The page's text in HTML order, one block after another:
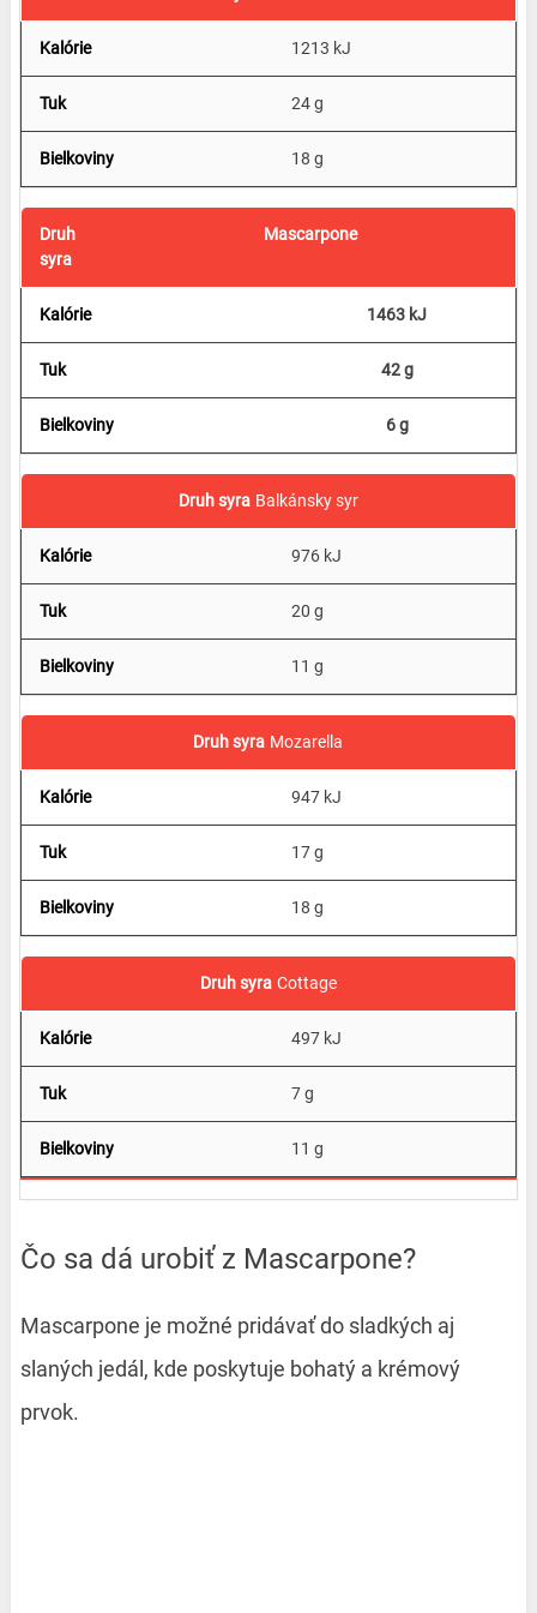
1213 kJ
24 g
18 g
Mascarpone
1463 kJ
42 g
6 g
Balkánsky syr
976 kJ
20 g
11 g
Mozarella
947 kJ
17 g
18 g
Cottage
497 kJ
7 g
11 g
Čo sa dá urobiť z Mascarpone?
Mascarpone je možné pridávať do sladkých aj
slaných jedál, kde poskytuje bohatý a krémový
prvok.